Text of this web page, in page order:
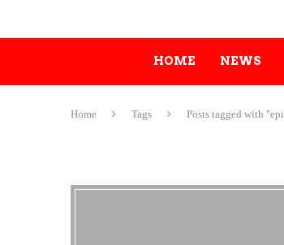
HOME NEWS
Home Tags Posts tagged with